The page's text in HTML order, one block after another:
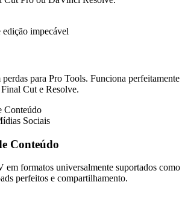
impecável
perdas para Pro Tools. Funciona perfeitamente
Cut e Resolve.
Sociais
Conteúdo
em formatos universalmente suportados como
perfeitos e compartilhamento.